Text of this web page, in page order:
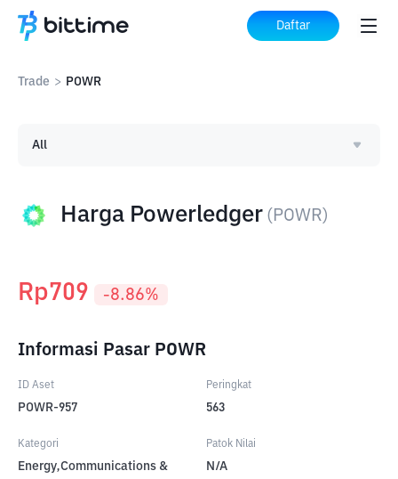
Daftar
Trade > POWR
Harga Powerledger ( POWR)
All
Rp709 -8.86%
Informasi Pasar POWR
ID Aset
POWR-957
Peringkat
563
Kategori
Energy,Communications &
Patok Nilai
N/A